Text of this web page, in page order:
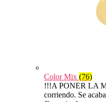
Color Mix (76)
!!!A PONER LA
corriendo. Se